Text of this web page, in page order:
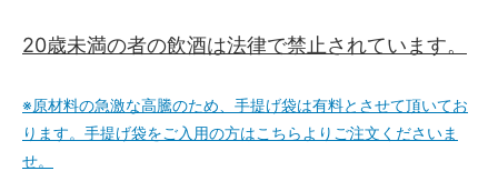
20歳未満の者の飲酒は法律で禁止されています。
※原材料の急激な高騰のため、手提げ袋は有料とさせて頂いてお
ります。手提げ袋をご入用の方はこちらよりご注文くださいま
せ。